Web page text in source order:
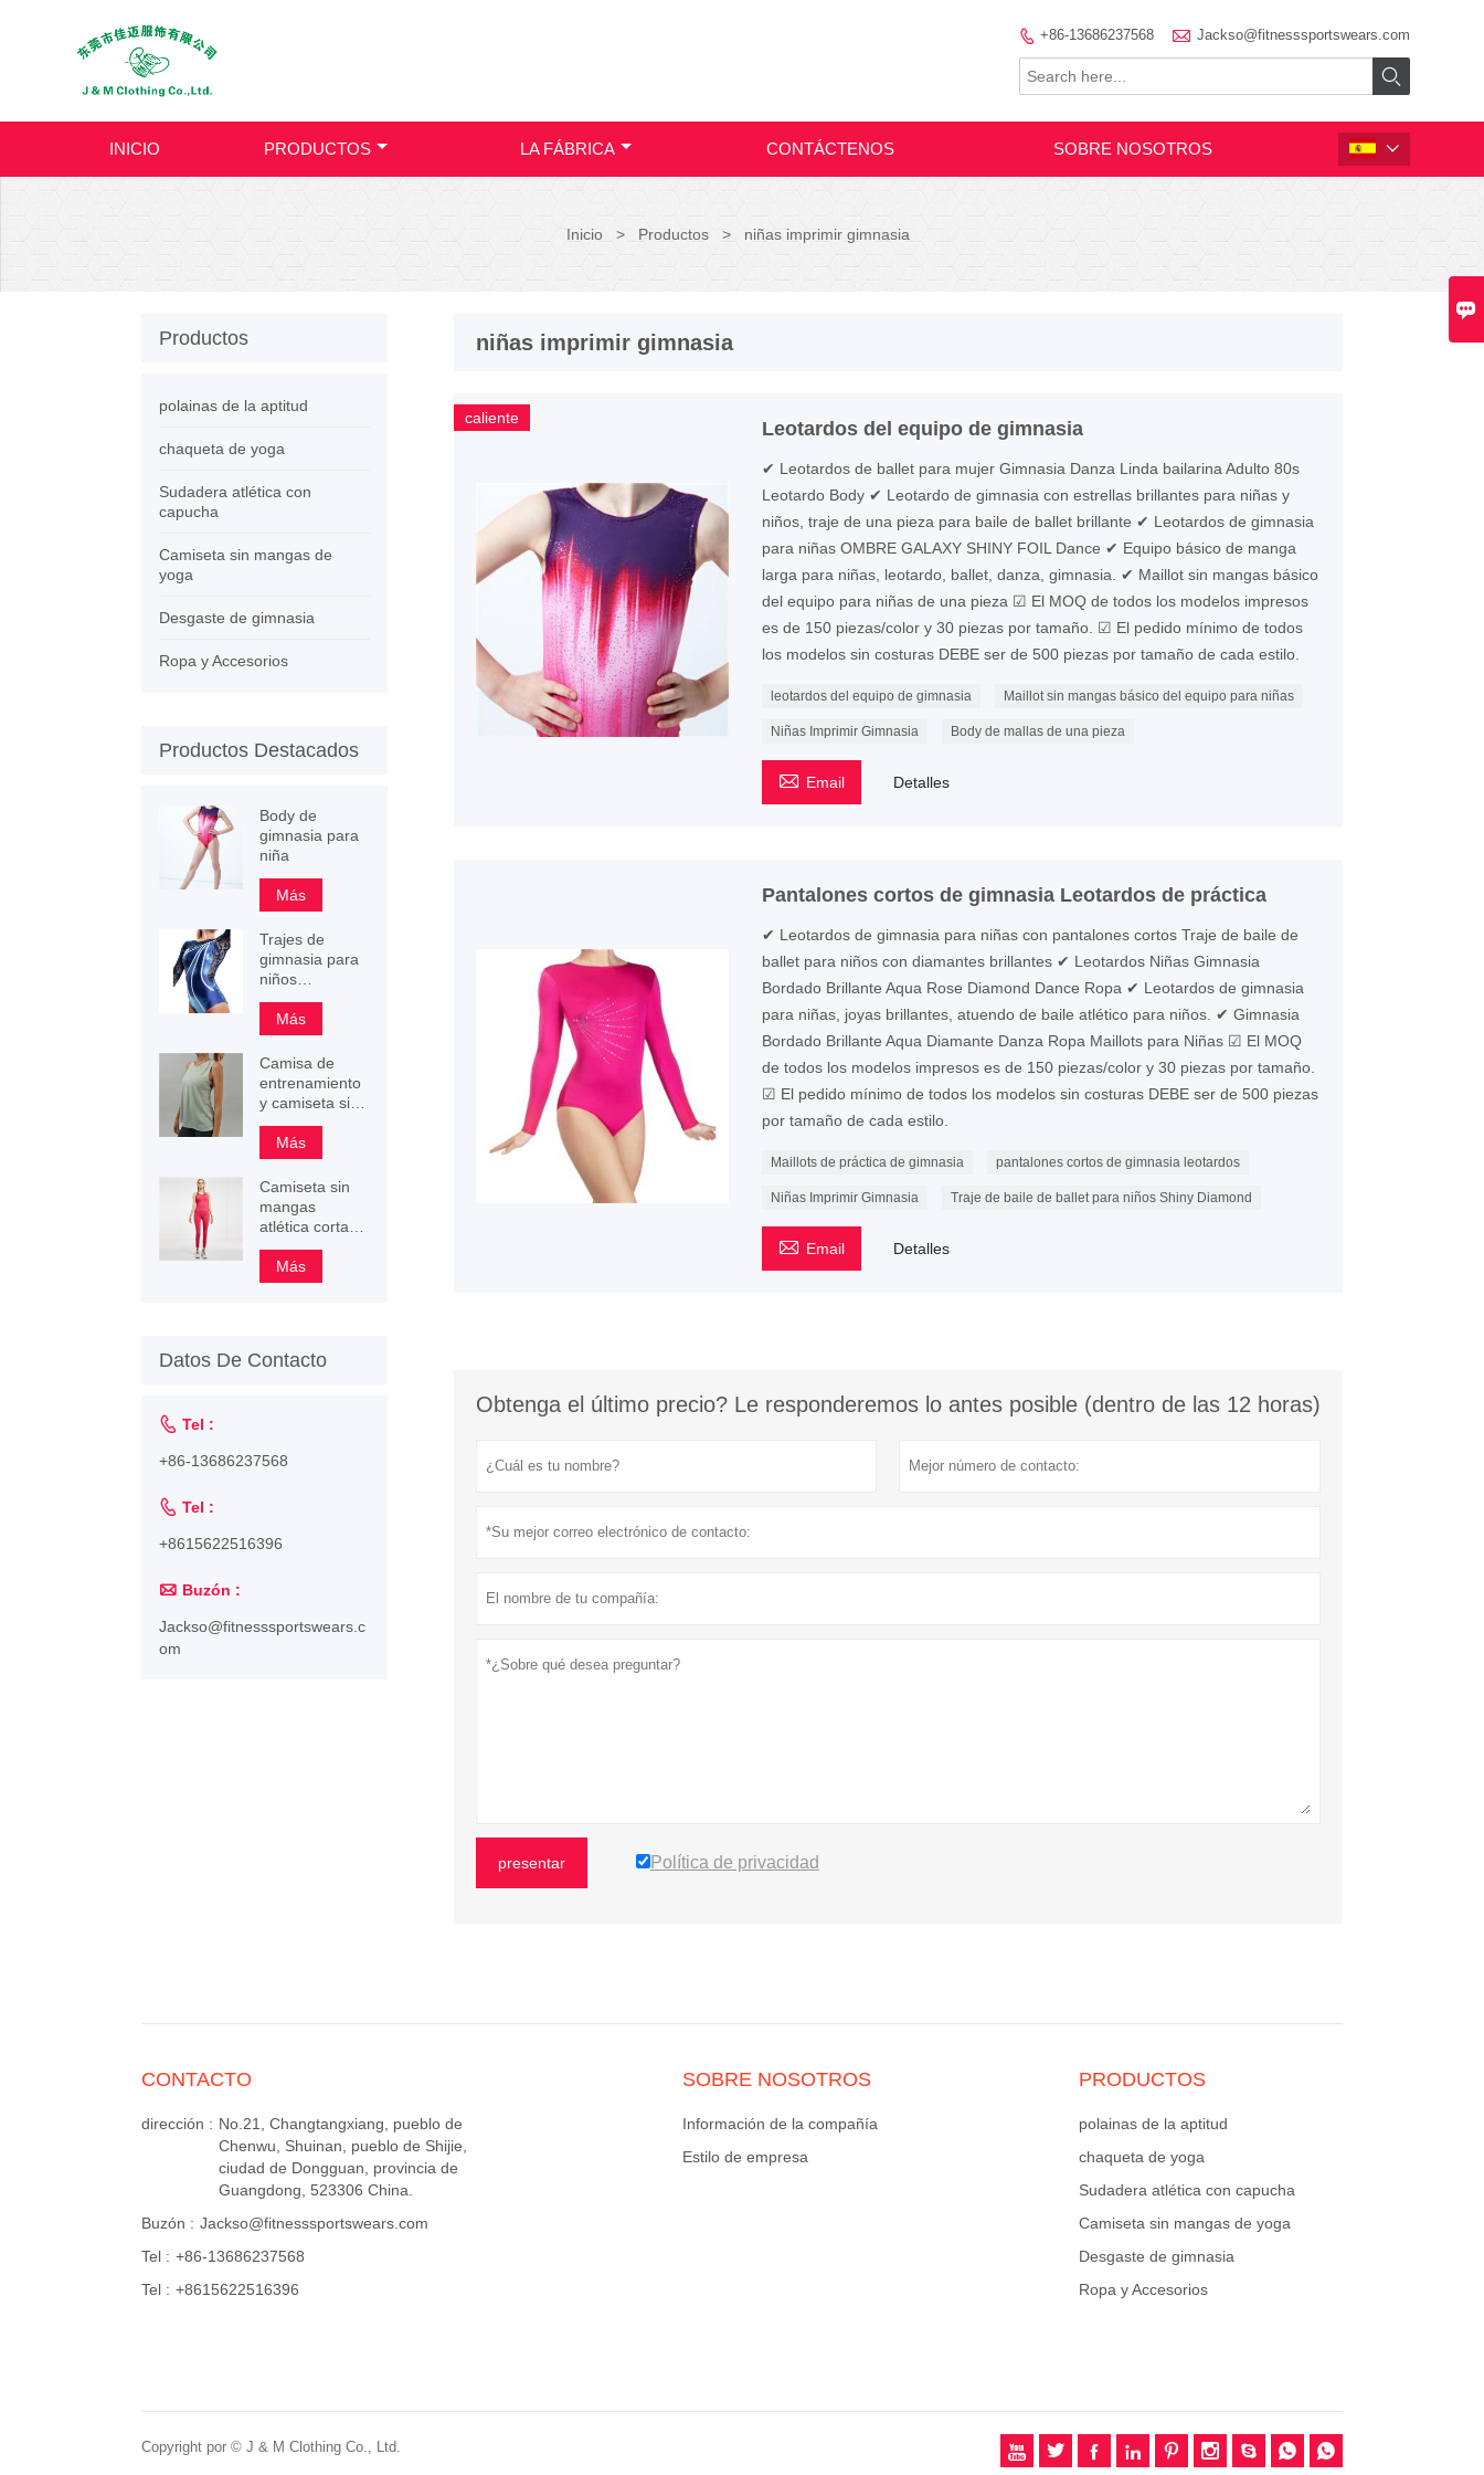

 +86-13686237568  Jackso@fitnesssportswears.com

INICIO PRODUCTOS LA FÁBRICA CONTÁCTENOS SOBRE NOSOTROS 
Inicio > Productos > niñas imprimir gimnasia
niñas imprimir gimnasia
caliente Leotardos del equipo de gimnasia
✔ Leotardos de ballet para mujer Gimnasia Danza Linda bailarina Adulto 80s
Leotardo Body ✔ Leotardo de gimnasia con estrellas brillantes para niñas y
niños, traje de una pieza para baile de ballet brillante ✔ Leotardos de gimnasia
para niñas OMBRE GALAXY SHINY FOIL Dance ✔ Equipo básico de manga
larga para niñas, leotardo, ballet, danza, gimnasia. ✔ Maillot sin mangas básico
del equipo para niñas de una pieza ☑ El MOQ de todos los modelos impresos
es de 150 piezas/color y 30 piezas por tamaño. ☑ El pedido mínimo de todos
los modelos sin costuras DEBE ser de 500 piezas por tamaño de cada estilo.
leotardos del equipo de gimnasia Maillot sin mangas básico del equipo para niñas
Niñas Imprimir Gimnasia Body de mallas de una pieza
 Email Detalles
Pantalones cortos de gimnasia Leotardos de práctica
✔ Leotardos de gimnasia para niñas con pantalones cortos Traje de baile de
ballet para niños con diamantes brillantes ✔ Leotardos Niñas Gimnasia
Bordado Brillante Aqua Rose Diamond Dance Ropa ✔ Leotardos de gimnasia
para niñas, joyas brillantes, atuendo de baile atlético para niños. ✔ Gimnasia
Bordado Brillante Aqua Diamante Danza Ropa Maillots para Niñas ☑ El MOQ
de todos los modelos impresos es de 150 piezas/color y 30 piezas por tamaño.
☑ El pedido mínimo de todos los modelos sin costuras DEBE ser de 500 piezas
por tamaño de cada estilo.
Maillots de práctica de gimnasia pantalones cortos de gimnasia leotardos
Niñas Imprimir Gimnasia Traje de baile de ballet para niños Shiny Diamond
 Email Detalles
Obtenga el último precio? Le responderemos lo antes posible (dentro de las 12 horas)
presentar Política de privacidad
Productos
polainas de la aptitud
chaqueta de yoga
Sudadera atlética con
capucha
Camiseta sin mangas de
yoga
Desgaste de gimnasia
Ropa y Accesorios
Productos Destacados
Body de
gimnasia para
niña
Más
Trajes de
gimnasia para
niños
pequeños
Más
Camisa de
entrenamiento
y camiseta sin
mangas
deportiva
Más
Camiseta sin
mangas
atlética corta
de
entrenamiento
personalizada
Más
Datos De Contacto
 Tel :
+86-13686237568
 Tel :
+8615622516396
 Buzón :
Jackso@fitnesssportswears.c
om
CONTACTO
dirección : No.21, Changtangxiang, pueblo de
Chenwu, Shuinan, pueblo de Shijie,
ciudad de Dongguan, provincia de
Guangdong, 523306 China.
Buzón : Jackso@fitnesssportswears.com
Tel : +86-13686237568
Tel : +8615622516396
SOBRE NOSOTROS
Información de la compañía
Estilo de empresa
PRODUCTOS
polainas de la aptitud
chaqueta de yoga
Sudadera atlética con capucha
Camiseta sin mangas de yoga
Desgaste de gimnasia
Ropa y Accesorios
        
Copyright por © J & M Clothing Co., Ltd.